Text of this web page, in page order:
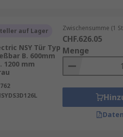
an die
ohne die Tür öffnen
Ob für kleine Schaltschränke
zunehmend an Bedeutung.
im Inneren des
auf Lager
NSY Tür Typ
B. 600mm
1200 mm
Zwischensumme (1
CHF.626.05
Menge